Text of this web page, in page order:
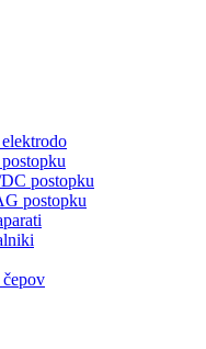
postopku
postopku